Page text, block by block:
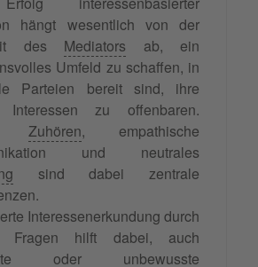
hängt wesentlich von der
des Mediators ab, ein
Umfeld zu schaffen, in
Parteien bereit sind, ihre
Interessen zu offenbaren.
Zuhören, empathische
und neutrales
sind dabei zentrale
Interessenerkundung durch
Fragen hilft dabei, auch
oder unbewusste